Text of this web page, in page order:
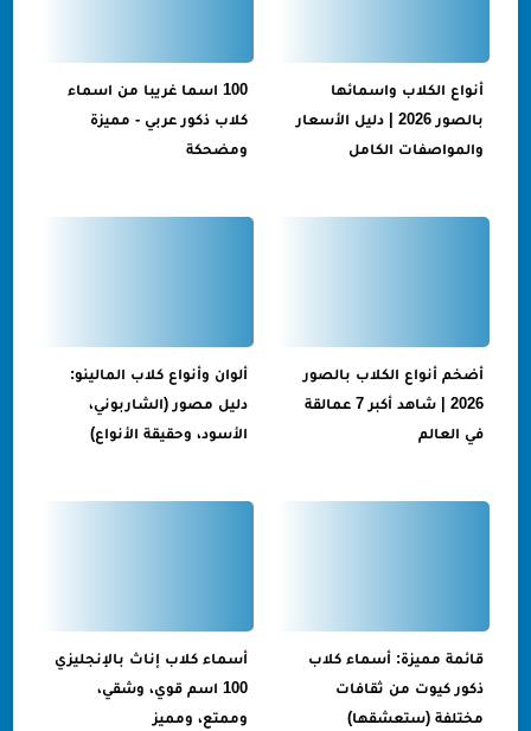
أنواع الكلاب واسمائها
بالصور 2026 | دليل الأسعار
والمواصفات الكامل
100 اسما غريبا من اسماء
كلاب ذكور عربي - مميزة
ومضحكة
أضخم أنواع الكلاب بالصور
2026 | شاهد أكبر 7 عمالقة
في العالم
ألوان وأنواع كلاب المالينو:
دليل مصور (الشاربوني،
الأسود، وحقيقة الأنواع)
قائمة مميزة: أسماء كلاب
ذكور كيوت من ثقافات
مختلفة (ستعشقها)
أسماء كلاب إناث بالإنجليزي
100 اسم قوي، وشقي،
وممتع، ومميز